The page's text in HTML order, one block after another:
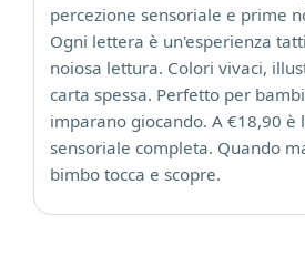
percezione sensoriale e prime
Ogni lettera è un'esperienza
noiosa lettura. Colori vivaci,
carta spessa. Perfetto per
imparano giocando. A €18,90 è
sensoriale completa. Quando
bimbo tocca e scopre.